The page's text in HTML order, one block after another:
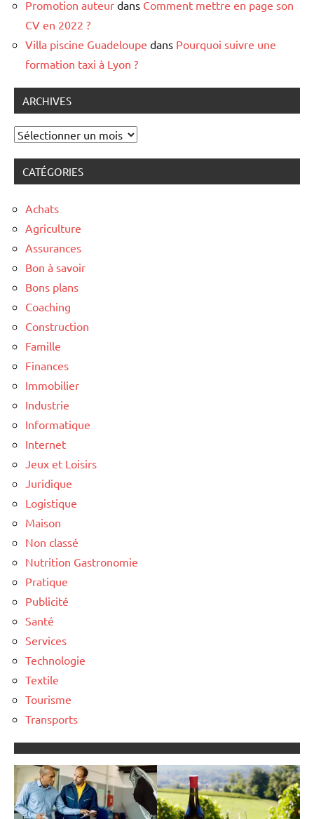
Promotion auteur dans Comment mettre en page son
CV en 2022 ?
Villa piscine Guadeloupe dans Pourquoi suivre une
formation taxi à Lyon ?
ARCHIVES
Archives
CATÉGORIES
Achats
Agriculture
Assurances
Bon à savoir
Bons plans
Coaching
Construction
Famille
Finances
Immobilier
Industrie
Informatique
Internet
Jeux et Loisirs
Juridique
Logistique
Maison
Non classé
Nutrition Gastronomie
Pratique
Publicité
Santé
Services
Technologie
Textile
Tourisme
Transports